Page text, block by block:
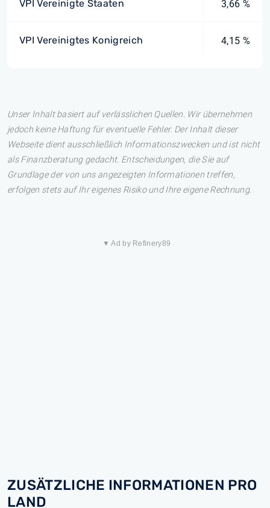
VPI Vereinigte Staaten 3,66 %
VPI Vereinigtes Konigreich 4,15 %
Unser Inhalt basiert auf verlässlichen Quellen. Wir übernehmen
jedoch keine Haftung für eventuelle Fehler. Der Inhalt dieser
Webseite dient ausschließlich Informationszwecken und ist nicht
als Finanzberatung gedacht. Entscheidungen, die Sie auf
Grundlage der von uns angezeigten Informationen treffen,
erfolgen stets auf Ihr eigenes Risiko und Ihre eigene Rechnung.
▼ Ad by Refinery89
ZUSÄTZLICHE INFORMATIONEN PRO
LAND